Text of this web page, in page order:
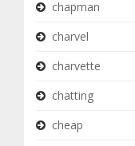
chapman
charvel
charvette
chatting
cheap